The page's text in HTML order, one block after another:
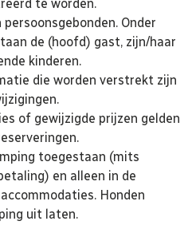
te worden.
Onder
de (hoofd) gast, zijn/haar
kinderen.
die worden verstrekt zijn
of gewijzigde prijzen gelden
toegestaan (mits
en alleen in de
Honden
uit laten.